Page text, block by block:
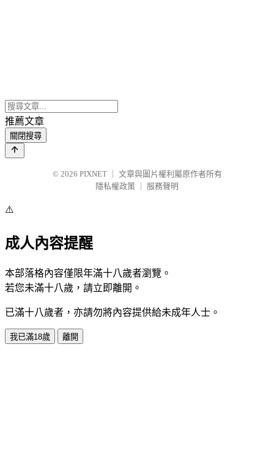
推薦文章
關閉搜尋
© 2026 PIXNET
文章與圖片權利屬原作者所有
隱私權政策
服務聲明
⚠️
成人內容提醒
本部落格內容僅限年滿十八歲者瀏覽。
若您未滿十八歲，請立即離開。
已滿十八歲者，亦請勿將內容提供給未成年人士。
我已滿18歲 離開